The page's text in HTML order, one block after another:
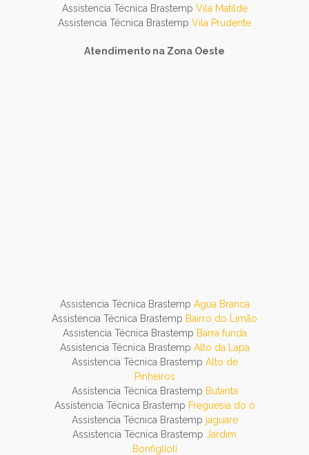
Assistencia Técnica Brastemp Vila Matilde
Assistencia Técnica Brastemp Vila Prudente
Atendimento na Zona Oeste
Assistencia Técnica Brastemp Agua Branca
Assistencia Técnica Brastemp Bairro do Limão
Assistencia Técnica Brastemp Barra funda
Assistencia Técnica Brastemp Alto da Lapa
Assistencia Técnica Brastemp Alto de
Pinheiros
Assistencia Técnica Brastemp Butanta
Assistencia Técnica Brastemp Freguesia do ó
Assistencia Técnica Brastemp jaguare
Assistencia Técnica Brastemp Jardim
Bonfiglioli